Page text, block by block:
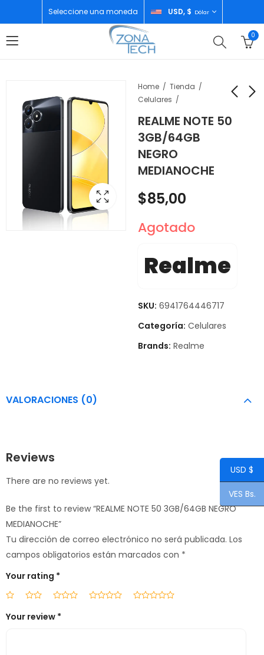
Seleccione una moneda USD, $ Dólar
0
Home
Tienda
Celulares
REALME NOTE 50
3GB/64GB
NEGRO
MEDIANOCHE
EZVIZ VIDEO CAMARA
EXTERIOR WIFI CON
VISION NOCTURNA
DE COLOR 2K CS-EB3
$160,00
3GB/64GB NEGRO
$85,00
Agotado
Realme
SKU: 6941764446717
Categoría: Celulares
Brands: Realme
VALORACIONES (0)
Reviews
There are no reviews yet.
Be the first to review “REALME NOTE 50 3GB/64GB NEGRO
MEDIANOCHE”
Tu dirección de correo electrónico no será publicada. Los
campos obligatorios están marcados con *
Your rating *
Your review *
USD $
VES Bs.